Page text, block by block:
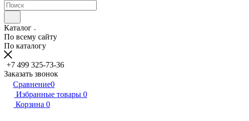
Каталог
По всему сайту
По каталогу
+7 499 325-73-36
Заказать звонок
Сравнение0
Избранные товары 0
Корзина 0